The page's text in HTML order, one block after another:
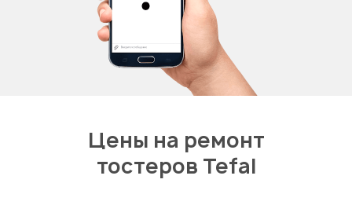
Цены на ремонт
тостеров Tefal